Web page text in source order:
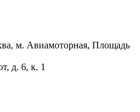
м. Авиамоторная, Площадь
д. 6, к. 1